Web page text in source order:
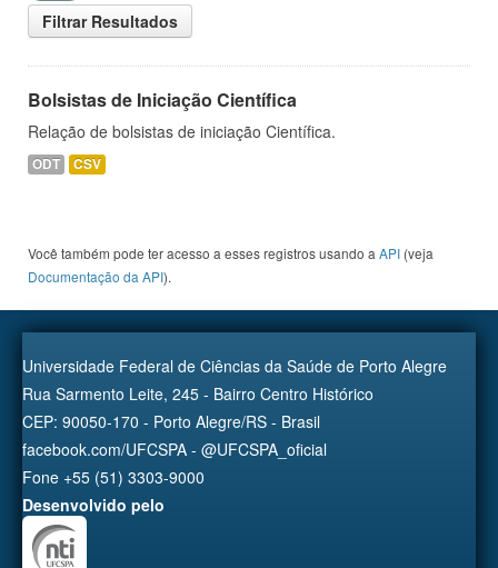
Filtrar Resultados
Bolsistas de Iniciação Científica
Relação de bolsistas de iniciação Científica.
ODT CSV
Você também pode ter acesso a esses registros usando a API (veja
Documentação da API).
Universidade Federal de Ciências da Saúde de Porto Alegre
Rua Sarmento Leite, 245 - Bairro Centro Histórico
CEP: 90050-170 - Porto Alegre/RS - Brasil
facebook.com/UFCSPA - @UFCSPA_oficial
Fone +55 (51) 3303-9000
Desenvolvido pelo